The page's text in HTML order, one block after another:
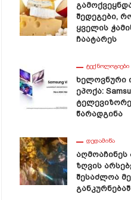
Დავით Აღმაშენებელი Და
Განათლება Მე-12 Საუკუნის
Საქართველოში
Შედეგები,
Ყველის
Ჩაატარეს
ᲢᲔᲥᲜᲝᲚᲝᲒᲘᲔᲑᲘ
Ხელოვნური
Ეპოქა:
Წარადგინა
ᲓᲔᲓᲐᲛᲘᲬᲐ
Აღმოაჩინეს
Ზღვის
Შესაძლოა